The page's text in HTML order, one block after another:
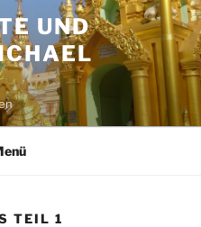
UND
TEIL 1